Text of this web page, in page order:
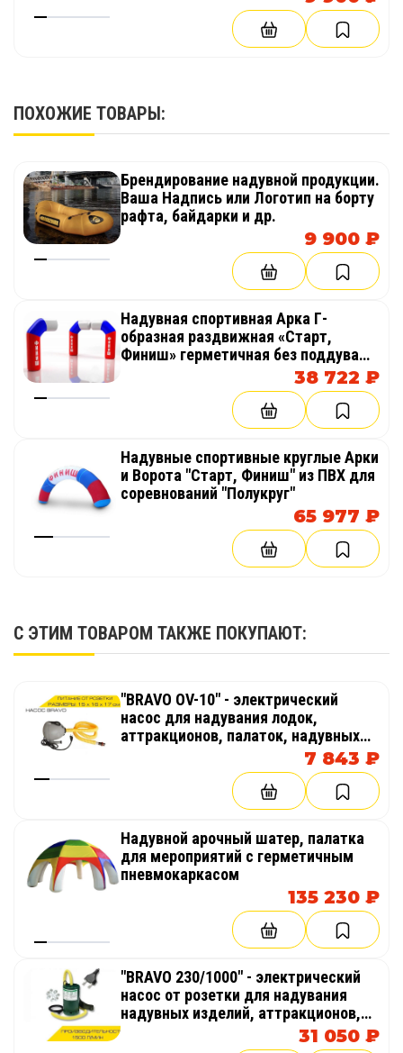
Стоимость
60 500
руб.
81 000
руб.
122
руб.
ПОХОЖИЕ ТОВАРЫ:
Брендирование надувной продукции.
Ваша Надпись или Логотип на борту
рафта, байдарки и др.
9 900 ₽
Надувная спортивная Арка Г-
образная раздвижная «Старт,
Финиш» герметичная без поддува
38 722 ₽
Надувные спортивные круглые Арки
и Ворота "Старт, Финиш" из ПВХ для
соревнований "Полукруг"
65 977 ₽
С ЭТИМ ТОВАРОМ ТАКЖЕ ПОКУПАЮТ:
"BRAVO OV-10" - электрический
насос для надувания лодок,
аттракционов, палаток, надувных
7 843 ₽
Надувной арочный шатер, палатка
для мероприятий с герметичным
пневмокаркасом
135 230 ₽
"BRAVO 230/1000" - электрический
насос от розетки для надувания
надувных изделий, аттракционов,
31 050 ₽